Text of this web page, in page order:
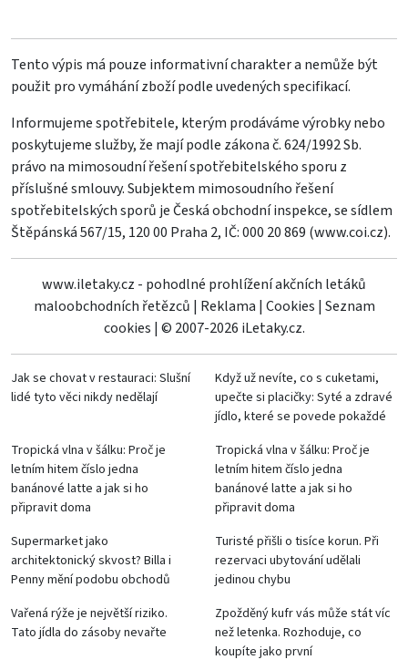
Tento výpis má pouze informativní charakter a nemůže být
použit pro vymáhání zboží podle uvedených specifikací.
Informujeme spotřebitele, kterým prodáváme výrobky nebo
poskytujeme služby, že mají podle zákona č. 624/1992 Sb.
právo na mimosoudní řešení spotřebitelského sporu z
příslušné smlouvy. Subjektem mimosoudního řešení
spotřebitelských sporů je Česká obchodní inspekce, se sídlem
Štěpánská 567/15, 120 00 Praha 2, IČ: 000 20 869 (www.coi.cz).
www.iletaky.cz - pohodlné prohlížení akčních letáků
maloobchodních řetězců | Reklama | Cookies | Seznam
cookies | © 2007-2026 iLetaky.cz.
Jak se chovat v restauraci: Slušní
lidé tyto věci nikdy nedělají
Když už nevíte, co s cuketami,
upečte si placičky: Syté a zdravé
jídlo, které se povede pokaždé
Tropická vlna v šálku: Proč je
letním hitem číslo jedna
banánové latte a jak si ho
připravit doma
Tropická vlna v šálku: Proč je
letním hitem číslo jedna
banánové latte a jak si ho
připravit doma
Supermarket jako
architektonický skvost? Billa i
Penny mění podobu obchodů
Turisté přišli o tisíce korun. Při
rezervaci ubytování udělali
jedinou chybu
Vařená rýže je největší riziko.
Tato jídla do zásoby nevařte
Zpožděný kufr vás může stát víc
než letenka. Rozhoduje, co
koupíte jako první